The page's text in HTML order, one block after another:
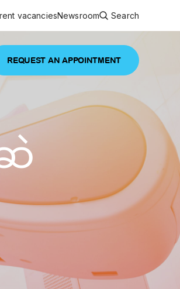
article
RELEASE
care from prenatal
specialists as
in Yangon for
REQUEST AN APPOINTMENT
vacanciesNewsroom Search
ဆဲ